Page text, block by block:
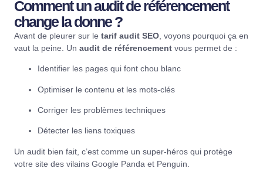
Comment un audit de référencement
change la donne ?
Avant de pleurer sur le tarif audit SEO , voyons pourquoi ça en
vaut la peine. Un audit de référencement vous permet de :
Identifier les pages qui font chou blanc
Optimiser le contenu et les mots-clés
Corriger les problèmes techniques
Détecter les liens toxiques
Un audit bien fait, c’est comme un super-héros qui protège
votre site des vilains Google Panda et Penguin.